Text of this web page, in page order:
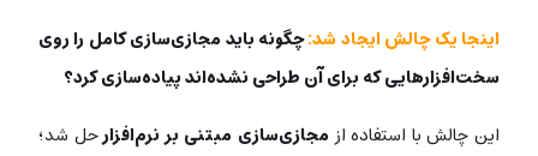
اینجا یک چالش ایجاد شد:چگونه باید مجازی‌سازی کامل را روی
سخت‌افزارهایی که برای آن طراحی نشده‌اند پیاده‌سازی کرد؟
این چالش با استفاده ازمجازی‌سازی مبتنی بر نرم‌افزارحل شد؛